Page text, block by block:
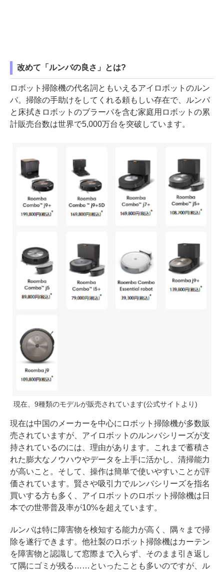
改めて「ルンバの良さ」とは?
ロボット掃除機の代名詞ともいえるアイロボットのルン
バ。掃除の手助けをしてくれる頼もしい存在で、ルンバ
と床拭きロボットのブラーバを含む家庭用ロボットの累
計販売台数は世界で5,000万台を突破しています。
現在、9種類のモデルが販売されています(公式サイトより)
現在は中国のメーカーを中心にロボット掃除機が多数販
売されていますが、アイロボットのルンバシリーズが支
持されているのには、理由があります。これまで蓄積さ
れた膨大なノウハウやデータを上手に活かし、清掃能力
が高いこと。そして、操作は簡単で使いやすいことが評
価されています。賢さや吸引力でルンバシリーズを指名
買いする方も多く、アイロボットのロボット掃除機は日
本での世帯普及率が10%を超えています。
ルンバは特に障害物を検知する能力が高く、隅々まで掃
除を遂行できます。他社製のロボット掃除機はカーテン
を障害物と認識して窓際まで入らず、そのまま引き返し
て隅にゴミが残る……といったことも多いのですが、ル